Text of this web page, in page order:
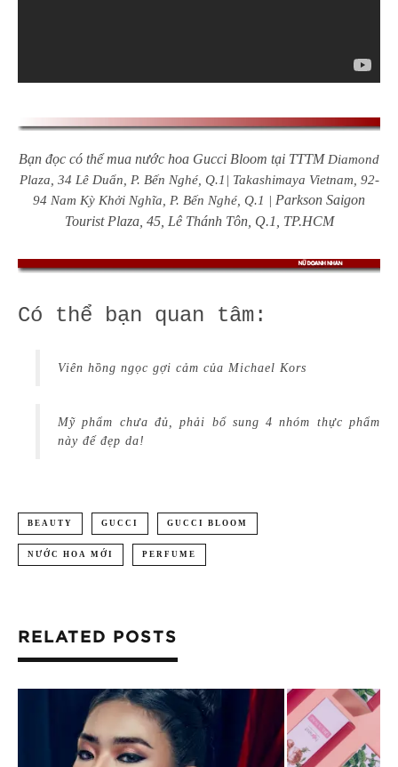
Bạn đọc có thể mua nước hoa Gucci Bloom tại TTTMDiamond
Plaza, 34 Lê Duẩn, P. Bến Nghé, Q.1| Takashimaya Vietnam, 92-
94 Nam Kỳ Khởi Nghĩa, P. Bến Nghé, Q.1 | Parkson Saigon
Tourist Plaza, 45, Lê Thánh Tôn, Q.1, TP.HCM
Có thể bạn quan tâm:
Viên hồng ngọc gợi cảm của Michael Kors
Mỹ phẩm chưa đủ, phải bổ sung 4 nhóm thực phẩm
này để đẹp da!
BEAUTY GUCCI GUCCI BLOOM
NƯỚC HOA MỚI PERFUME
RELATED POSTS